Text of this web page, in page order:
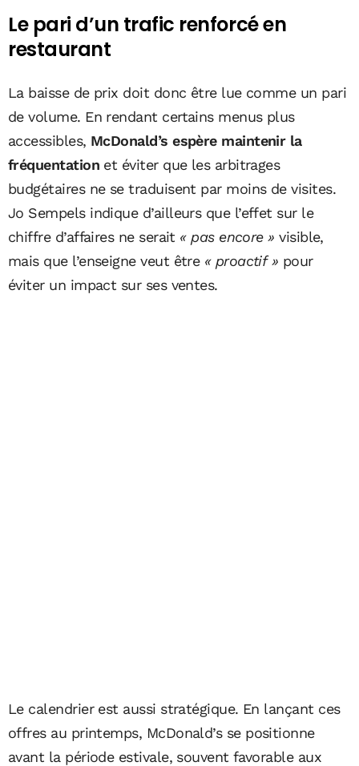
Le pari d’un trafic renforcé en
restaurant
La baisse de prix doit donc être lue comme un pari
de volume. En rendant certains menus plus
accessibles, McDonald’s espère maintenir la
fréquentationet éviter que les arbitrages
budgétaires ne se traduisent par moins de visites.
Jo Sempels indique d’ailleurs que l’effet sur le
chiffre d’affaires ne serait « pas encore » visible,
mais que l’enseigne veut être « proactif » pour
éviter un impact sur ses ventes.
Le calendrier est aussi stratégique. En lançant ces
offres au printemps, McDonald’s se positionne
avant la période estivale, souvent favorable aux